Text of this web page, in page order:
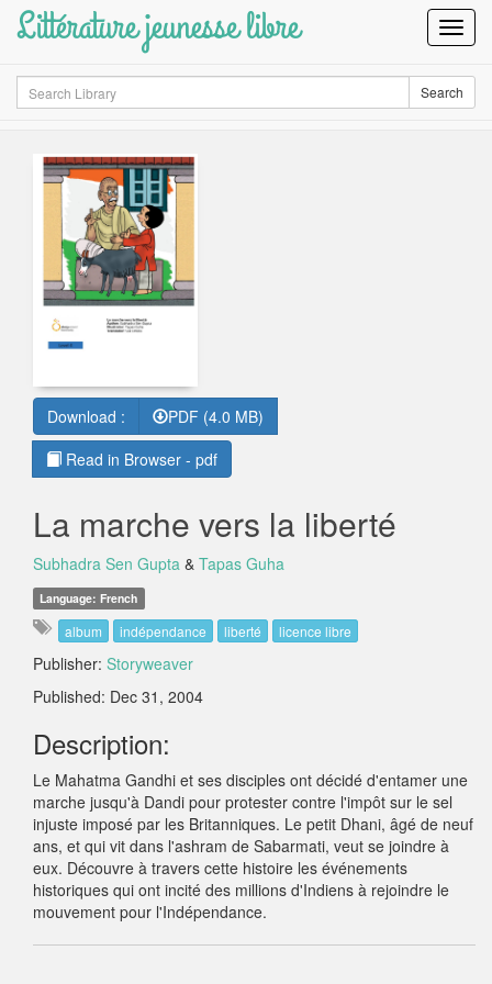
Littérature jeunesse libre
Search Search
Download :
PDF (4.0 MB)
Read in Browser - pdf
La marche vers la liberté
Subhadra Sen Gupta & Tapas Guha
Language: French
album indépendance liberté licence libre
Publisher: Storyweaver
Published: Dec 31, 2004
Description:
Le Mahatma Gandhi et ses disciples ont décidé d'entamer une
marche jusqu'à Dandi pour protester contre l'impôt sur le sel
injuste imposé par les Britanniques. Le petit Dhani, âgé de neuf
ans, et qui vit dans l'ashram de Sabarmati, veut se joindre à
eux. Découvre à travers cette histoire les événements
historiques qui ont incité des millions d'Indiens à rejoindre le
mouvement pour l'Indépendance.